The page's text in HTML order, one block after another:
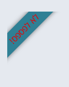
לא לפספס!